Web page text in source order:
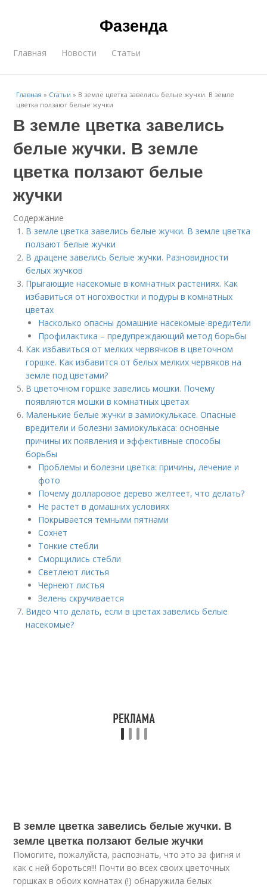
Фазенда
Главная Новости Статьи
Главная » Статьи » В земле цветка завелись белые жучки. В земле
цветка ползают белые жучки
В земле цветка завелись
белые жучки. В земле
цветка ползают белые
жучки
Содержание
В земле цветка завелись белые жучки. В земле цветка
ползают белые жучки
В драцене завелись белые жучки. Разновидности
белых жучков
Прыгающие насекомые в комнатных растениях. Как
избавиться от ногохвостки и подуры в комнатных
цветах
Насколько опасны домашние насекомые-вредители
Профилактика – предупреждающий метод борьбы
Как избавиться от мелких червячков в цветочном
горшке. Как избавится от белых мелких червяков на
земле под цветами?
В цветочном горшке завелись мошки. Почему
появляются мошки в комнатных цветах
Маленькие белые жучки в замиокулькасе. Опасные
вредители и болезни замиокулькаса: основные
причины их появления и эффективные способы
борьбы
Проблемы и болезни цветка: причины, лечение и
фото
Почему долларовое дерево желтеет, что делать?
Не растет в домашних условиях
Покрывается темными пятнами
Сохнет
Тонкие стебли
Сморщились стебли
Светлеют листья
Чернеют листья
Зелень скручивается
Видео что делать, если в цветах завелись белые
насекомые?
В земле цветка завелись белые жучки. В
земле цветка ползают белые жучки
Помогите, пожалуйста, распознать, что это за фигня и
как с ней бороться!!! Почти во всех своих цветочных
горшках в обоих комнатах (!) обнаружила белых